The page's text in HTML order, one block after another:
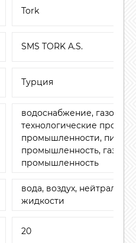
Tork
SMS TORK A.S.
Турция
водоснабжение,
технологические
промышленности,
промышленность, газовая
промышленность
вода, воздух,
жидкости
20